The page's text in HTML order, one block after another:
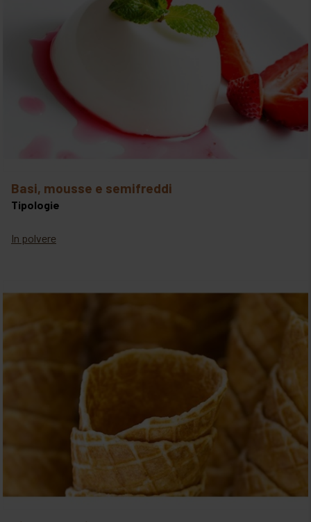
basi, mousse e semifreddi
Tipologie
In polvere